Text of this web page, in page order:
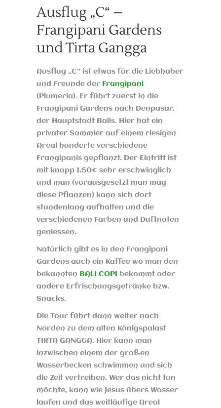
Ausflug „C“ –
Frangipani Gardens
und Tirta Gangga
Ausflug „C“ ist etwas für die Liebhaber
und Freunde der Frangipani
(Plumeria). Er führt zuerst in die
Frangipani Gardens nach Denpasar,
der Hauptstadt Balis. Hier hat ein
privater Sammler auf einem riesigen
Areal hunderte verschiedene
Frangipanis gepflanzt. Der Eintritt ist
mit knapp 1.50€ sehr erschwinglich
und man (vorausgesetzt man mag
diese Pflanzen) kann sich dort
stundenlang aufhalten und die
verschiedenen Farben und Duftnoten
geniessen.
Natürlich gibt es in den Frangipani
Gardens auch ein Kaffee wo man den
bekannten BALI COPI bekommt oder
andere Erfrischungsgetränke bzw.
Snacks.
Die Tour führt dann weiter nach
Norden zu dem alten Königspalast
TIRTA GANGGA. Hier kann man
inzwischen einem der großen
Wasserbecken schwimmen und sich
die Zeit vertreiben. Wer das nicht tun
möchte, kann wie Jesus übers Wasser
laufen und das weitläufige Areal